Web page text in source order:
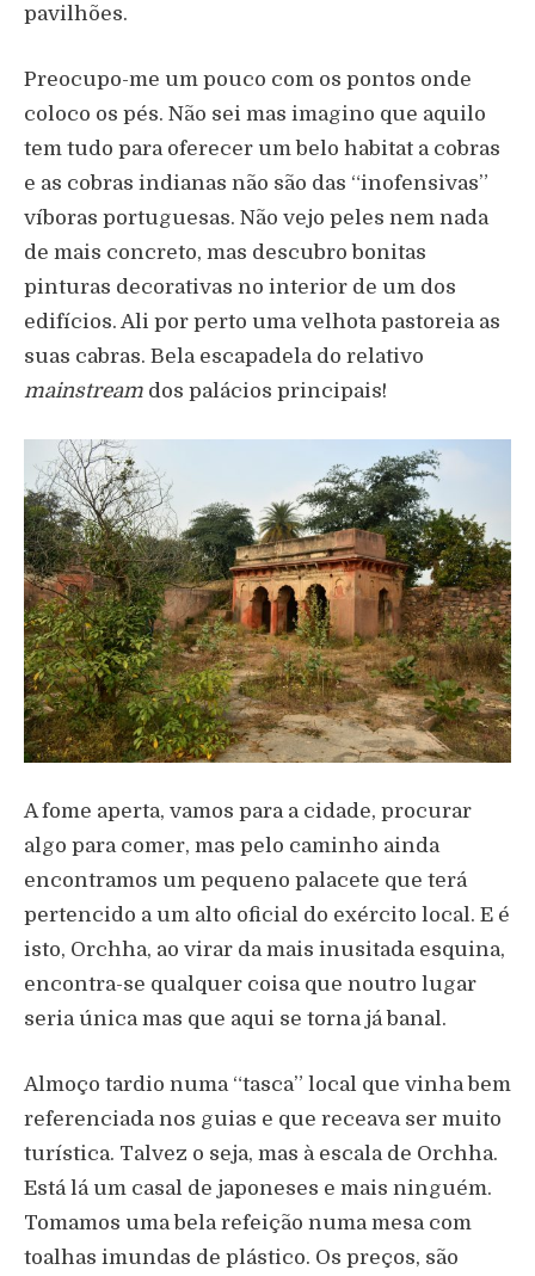
pavilhões.
Preocupo-me um pouco com os pontos onde
coloco os pés. Não sei mas imagino que aquilo
tem tudo para oferecer um belo habitat a cobras
e as cobras indianas não são das “inofensivas”
víboras portuguesas. Não vejo peles nem nada
de mais concreto, mas descubro bonitas
pinturas decorativas no interior de um dos
edifícios. Ali por perto uma velhota pastoreia as
suas cabras. Bela escapadela do relativo
mainstream dos palácios principais!
A fome aperta, vamos para a cidade, procurar
algo para comer, mas pelo caminho ainda
encontramos um pequeno palacete que terá
pertencido a um alto oficial do exército local. E é
isto, Orchha, ao virar da mais inusitada esquina,
encontra-se qualquer coisa que noutro lugar
seria única mas que aqui se torna já banal.
Almoço tardio numa “tasca” local que vinha bem
referenciada nos guias e que receava ser muito
turística. Talvez o seja, mas à escala de Orchha.
Está lá um casal de japoneses e mais ninguém.
Tomamos uma bela refeição numa mesa com
toalhas imundas de plástico. Os preços, são